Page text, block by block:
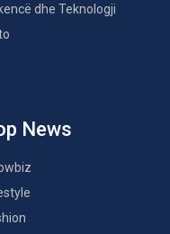
dhe Teknologji
News